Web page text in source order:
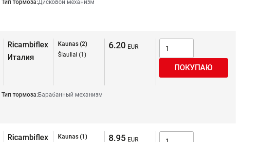
Тип тормоза:Дисковой механизм
Ricambiflex
Италия
Kaunas (2)
Šiauliai (1)
6.20
Тип тормоза:Барабанный механизм
Ricambiflex Kaunas (1) 8.95